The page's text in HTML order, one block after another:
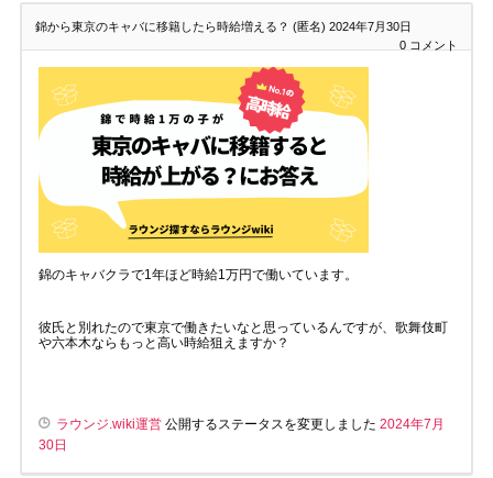
錦から東京のキャバに移籍したら時給増える？ (匿名) 2024年7月30日
0 コメント
錦のキャバクラで1年ほど時給1万円で働いています。
彼氏と別れたので東京で働きたいなと思っているんですが、歌舞伎町
や六本木ならもっと高い時給狙えますか？
ラウンジ.wiki運営公開するステータスを変更しました 2024年7月
30日